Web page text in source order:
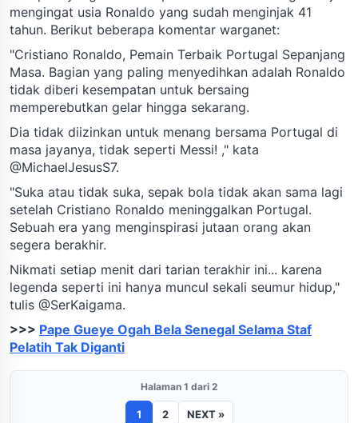
mengingat usia Ronaldo yang sudah menginjak 41
tahun. Berikut beberapa komentar warganet:
"Cristiano Ronaldo, Pemain Terbaik Portugal Sepanjang
Masa. Bagian yang paling menyedihkan adalah Ronaldo
tidak diberi kesempatan untuk bersaing
memperebutkan gelar hingga sekarang.
Dia tidak diizinkan untuk menang bersama Portugal di
masa jayanya, tidak seperti Messi! ," kata
@MichaelJesusS7.
"Suka atau tidak suka, sepak bola tidak akan sama lagi
setelah Cristiano Ronaldo meninggalkan Portugal.
Sebuah era yang menginspirasi jutaan orang akan
segera berakhir.
Nikmati setiap menit dari tarian terakhir ini... karena
legenda seperti ini hanya muncul sekali seumur hidup,"
tulis @SerKaigama.
>>> Pape Gueye Ogah Bela Senegal Selama Staf
Pelatih Tak Diganti
Halaman 1 dari 2
1 2 NEXT »